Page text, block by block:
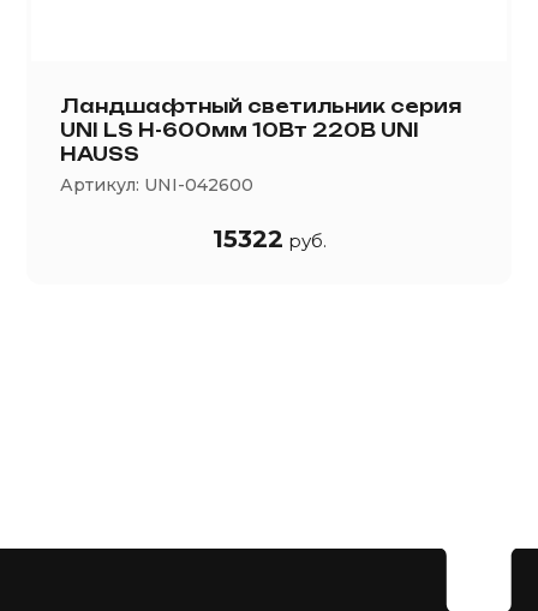
Ландшафтный светильник серия
UNI LS H-600мм 10Вт 220В UNI
HAUSS
Артикул: UNI-042600
15322 руб.